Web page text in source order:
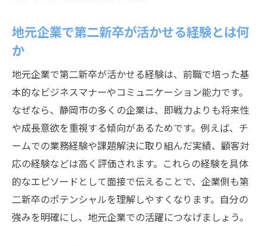
地元企業で第二新卒が活かせる経験とは何
か
地元企業で第二新卒が活かせる経験は、前職で培った基
本的なビジネスマナーやコミュニケーション能力です。
なぜなら、静岡市の多くの企業は、即戦力よりも将来性
や成長意欲を重視する傾向があるためです。例えば、チ
ームでの業務経験や課題解決に取り組んだ実績、顧客対
応の経験などは高く評価されます。これらの経験を具体
的なエピソードとして面接で伝えることで、企業側も第
二新卒のポテンシャルを理解しやすくなります。自分の
強みを明確にし、地元企業での活躍につなげましょう。